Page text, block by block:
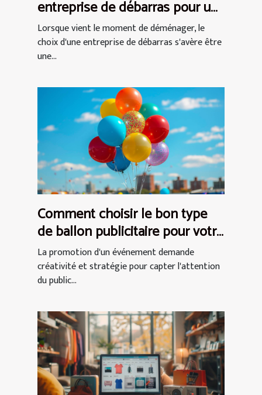
entreprise de débarras pour un
déménagement efficace
Lorsque vient le moment de déménager, le
choix d'une entreprise de débarras s'avère être
une...
Comment choisir le bon type
de ballon publicitaire pour votre
événement
La promotion d'un événement demande
créativité et stratégie pour capter l'attention
du public...